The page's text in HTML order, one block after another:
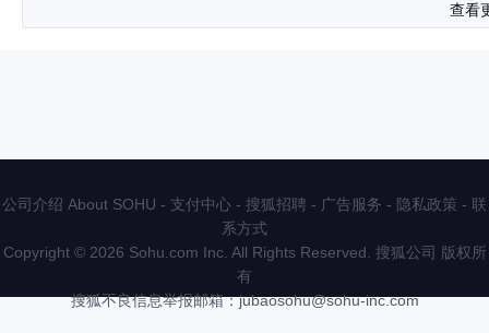
查看
公司介绍 About SOHU - 支付中心 - 搜狐招聘 - 广告服务 - 隐私政策 - 联
系方式
Copyright © 2026 Sohu.com Inc. All Rights Reserved. 搜狐公司 版权所
有
搜狐不良信息举报邮箱：jubaosohu@sohu-inc.com